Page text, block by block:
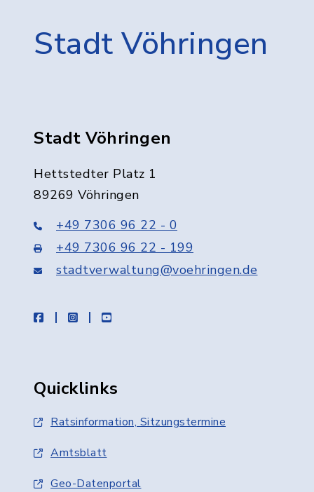
Stadt Vöhringen
Stadt Vöhringen
Hettstedter Platz 1
89269 Vöhringen
+49 7306 96 22 - 0
+49 7306 96 22 - 199
stadtverwaltung@voehringen.de
facebookinstagramyoutube
Quicklinks
Ratsinformation, Sitzungstermine
Amtsblatt
Geo-Datenportal